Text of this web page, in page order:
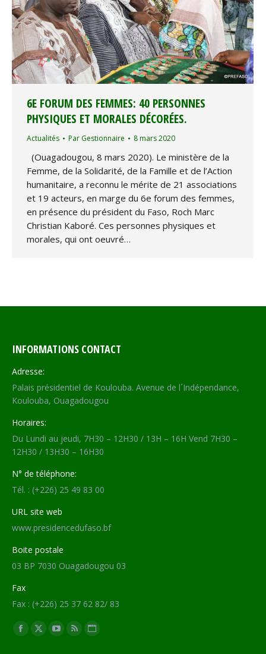
6E FORUM DES FEMMES: 40 PERSONNES
PHYSIQUES ET MORALES DÉCORÉES.
Actualités Par Gestionnaire 8 mars 2020
(Ouagadougou, 8 mars 2020). Le ministère de la
Femme, de la Solidarité, de la Famille et de l’Action
humanitaire, a reconnu le mérite de 21 associations
et 19 acteurs, en marge du 6e forum des femmes,
en présence du président du Faso, Roch Marc
Christian Kaboré. Ces personnes physiques et
morales, qui ont oeuvré…
INFORMATIONS CONTACT
Adresse:
Palais présidentiel de Koulouba. Avenue de l´Indépendance,
Koulouba, Ouagadougou
Horaires:
Du Lundi au jeudi, 7H30 – 12H30 / 13H – 16H Vend 7H30 –
12H30 / 13H30 – 16H30
N° de téléphone:
Tél. : (+226) 25 49 83 00
URL site web
www.presidencedufaso.bf
Boite postale
03 BP 7030 Ouagadougou 03
Fax
Fax : (+226) 25 37 62 82/ 83
Trouvez nous sur :
Facebook
X
YouTube
RSS Site